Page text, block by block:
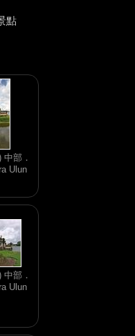
點
部．
Ulun
部．
Ulun